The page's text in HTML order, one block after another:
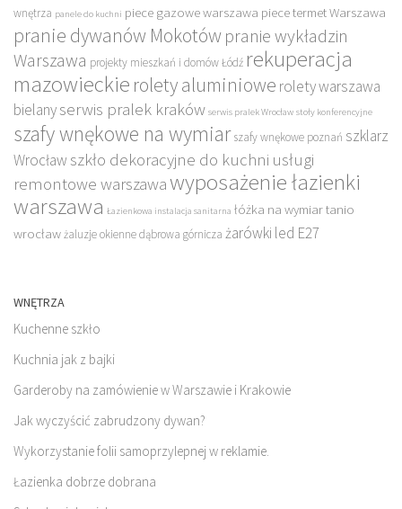
wnętrza panele do kuchni piece gazowe warszawa piece termet Warszawa
pranie dywanów Mokotów pranie wykładzin
Warszawa projekty mieszkań i domów Łódź rekuperacja
mazowieckie rolety aluminiowe rolety warszawa
bielanyserwis pralek kraków serwis pralek Wrocław stoły konferencyjne
szafy wnękowe na wymiar szafy wnękowe poznań szklarz
Wrocław szkło dekoracyjne do kuchni usługi
remontowe warszawawyposażenie łazienki
warszawa Łazienkowa instalacja sanitarna łóżka na wymiar tanio
wrocławżaluzje okienne dąbrowa górnicza żarówki led E27
WNĘTRZA
Kuchenne szkło
Kuchnia jak z bajki
Garderoby na zamówienie w Warszawie i Krakowie
Jak wyczyścić zabrudzony dywan?
Wykorzystanie folii samoprzylepnej w reklamie.
Łazienka dobrze dobrana